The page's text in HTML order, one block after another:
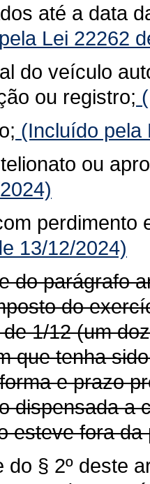
até a data
Lei 22262
do veículo
ou registro;
(Incluído pela
ou
perdimento
13/12/2024)
do parágrafo
do
1/12 (um
que tenha
e prazo
dispensada a
esteve fora
do § 2º deste